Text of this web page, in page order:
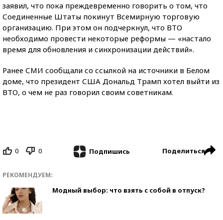
заявил, что пока преждевременно говорить о том, что
Соединенные Штаты покинут Всемирную торговую
организацию. При этом он подчеркнул, что ВТО
необходимо провести некоторые реформы — «настало
время для обновления и синхронизации действий».
Ранее СМИ сообщали со ссылкой на источники в Белом
доме, что президент США Дональд Трамп хотел выйти из
ВТО, о чем не раз говорил своим советникам.
0 0 Подпишись Поделиться
РЕКОМЕНДУЕМ:
Модный выбор: что взять с собой в отпуск?